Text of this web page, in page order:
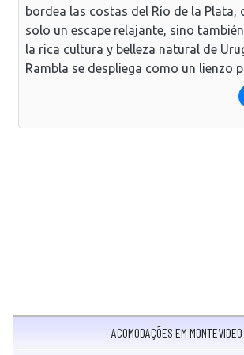
bordea las costas del Río de la Plata,
solo un escape relajante, sino
la rica cultura y belleza natural de
Rambla se despliega como un lienzo
ACOMODAÇÕES EM MONTEVIDEO